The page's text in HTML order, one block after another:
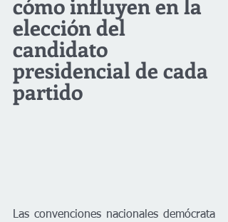
elección del
candidato
presidencial de cada
partido
Las convenciones nacionales demócrata